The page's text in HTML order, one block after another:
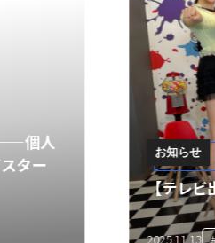
弊社代表・大城がテレビ埼玉
#代表メッセージ